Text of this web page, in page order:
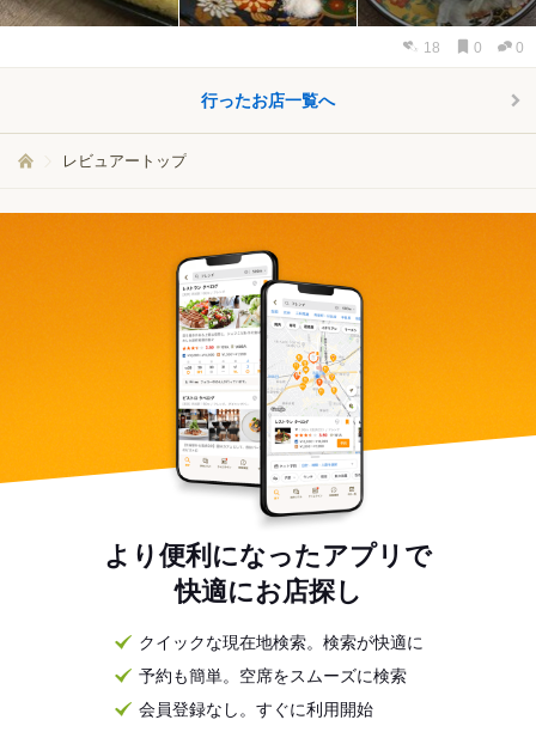
18 0 0
行ったお店一覧へ
レビュアートップ
より便利になったアプリで
快適にお店探し
クイックな現在地検索。検索が快適に
予約も簡単。空席をスムーズに検索
会員登録なし。すぐに利用開始